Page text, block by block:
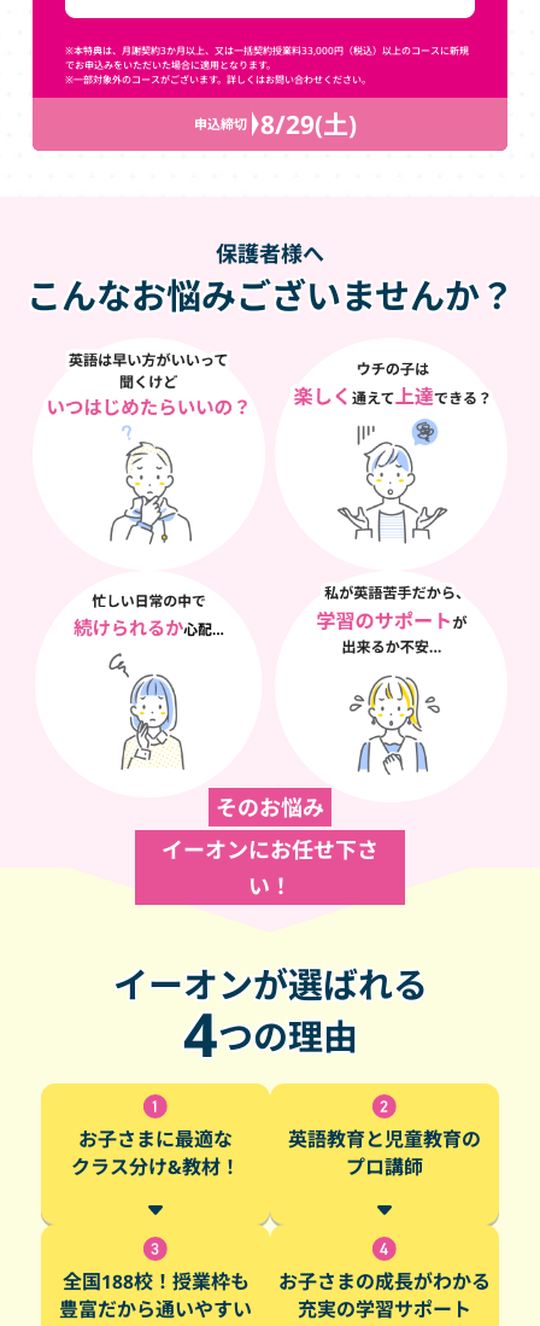
※本特典は、月謝契約3か月以上、又は一括契約授業料33,000円（税込）以上のコースに新規
でお申込みをいただいた場合に適用となります。
※一部対象外のコースがございます。詳しくはお問い合わせください。
申込締切 8/29(土)
保護者様へ
こんなお悩みございませんか？
そのお悩み
イーオンにお任せ下さ
い！
イーオンが選ばれる
4つの理由
お子さまに最適な
クラス分け&教材！
英語教育と児童教育の
プロ講師
全国188校！授業枠も
豊富だから通いやすい
お子さまの成長がわかる
充実の学習サポート